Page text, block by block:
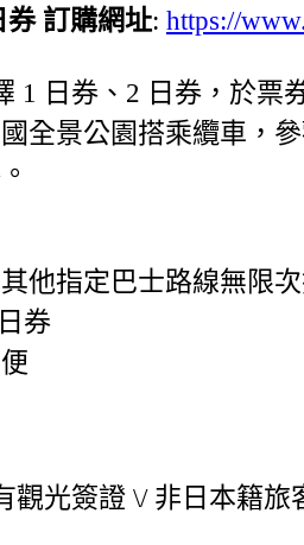
券 訂購網址: https://
1 日券、2 日券，於
全景公園搭乘纜車，
他指定巴士路線無限
券
觀光簽證 \/ 非日本籍旅